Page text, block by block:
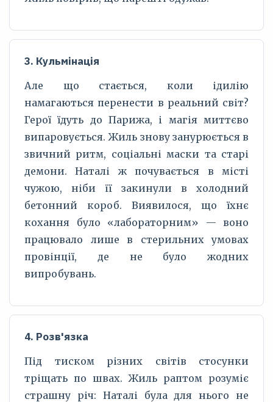
3. Кульмінація
Але що стається, коли ідилію
намагаються перенести в реальний світ?
Герої їдуть до Парижа, і магія миттєво
випаровується. Жиль знову занурюється в
звичний ритм, соціальні маски та старі
демони. Наталі ж почувається в місті
чужою, ніби її закинули в холодний
бетонний короб. Виявилося, що їхнє
кохання було «лабораторним» — воно
працювало лише в стерильних умовах
провінції, де не було жодних
випробувань.
4. Розв'язка
Під тиском різних світів стосунки
тріщать по швах. Жиль раптом розуміє
страшну річ: Наталі була для нього не